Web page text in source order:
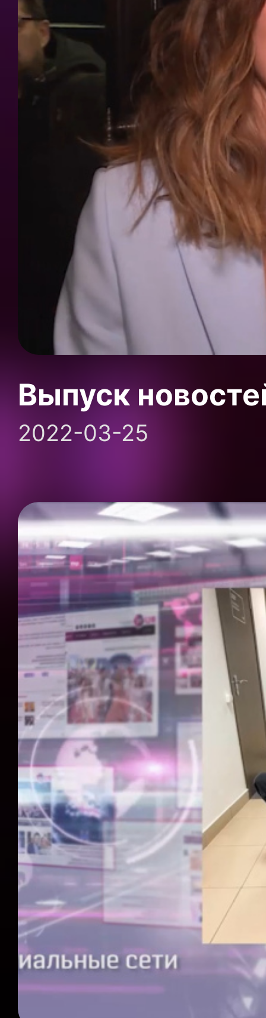
Выпуск
2022-03-25